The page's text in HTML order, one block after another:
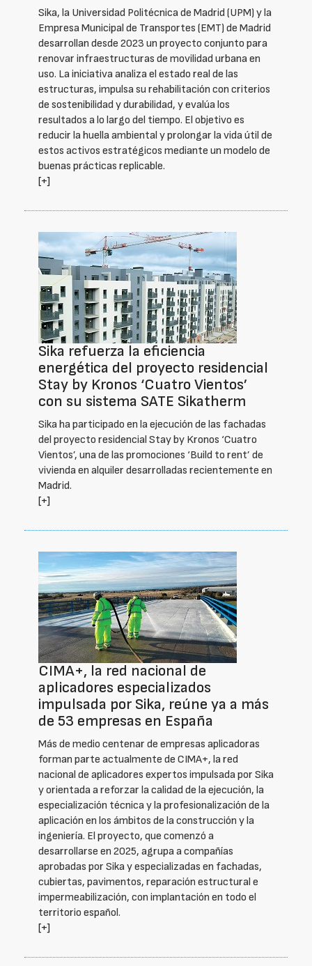
Sika, la Universidad Politécnica de Madrid (UPM) y la
Empresa Municipal de Transportes (EMT) de Madrid
desarrollan desde 2023 un proyecto conjunto para
renovar infraestructuras de movilidad urbana en
uso. La iniciativa analiza el estado real de las
estructuras, impulsa su rehabilitación con criterios
de sostenibilidad y durabilidad, y evalúa los
resultados a lo largo del tiempo. El objetivo es
reducir la huella ambiental y prolongar la vida útil de
estos activos estratégicos mediante un modelo de
buenas prácticas replicable.
[+]
Sika refuerza la eficiencia
energética del proyecto residencial
Stay by Kronos ‘Cuatro Vientos’
con su sistema SATE Sikatherm
Sika ha participado en la ejecución de las fachadas
del proyecto residencial Stay by Kronos ‘Cuatro
Vientos’, una de las promociones ‘Build to rent’ de
vivienda en alquiler desarrolladas recientemente en
Madrid.
[+]
CIMA+, la red nacional de
aplicadores especializados
impulsada por Sika, reúne ya a más
de 53 empresas en España
Más de medio centenar de empresas aplicadoras
forman parte actualmente de CIMA+, la red
nacional de aplicadores expertos impulsada por Sika
y orientada a reforzar la calidad de la ejecución, la
especialización técnica y la profesionalización de la
aplicación en los ámbitos de la construcción y la
ingeniería. El proyecto, que comenzó a
desarrollarse en 2025, agrupa a compañías
aprobadas por Sika y especializadas en fachadas,
cubiertas, pavimentos, reparación estructural e
impermeabilización, con implantación en todo el
territorio español.
[+]